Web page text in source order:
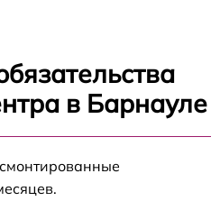
в Барнауле